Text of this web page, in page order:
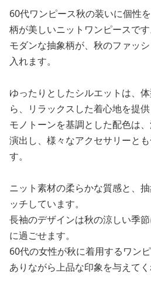
60代ワンピース秋の装いに個性
柄が美しいニットワンピースです
モダンな抽象柄が、秋のファッ
入れます。
ゆったりとしたシルエットは、
ら、リラックスした着心地を提供
モノトーンを基調とした配色は
演出し、様々なアクセサリーと
す。
ニット素材の柔らかな質感と、
ッチしています。
長袖のデザインは秋の涼しい季
に過ごせます。
60代の女性が秋に着用するワン
ありながら上品な印象を与えてく